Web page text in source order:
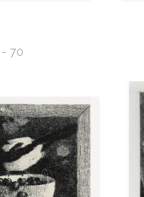
70